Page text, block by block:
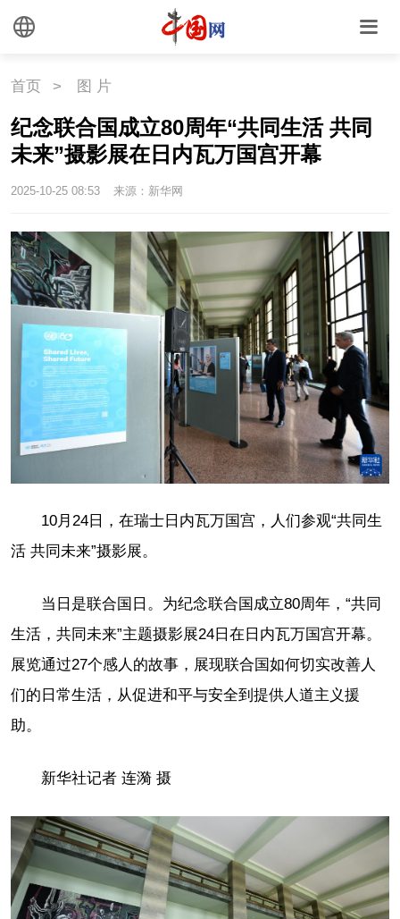
首页 > 图 片
纪念联合国成立80周年“共同生活 共同
未来”摄影展在日内瓦万国宫开幕
2025-10-25 08:53 来源：新华网
10月24日，在瑞士日内瓦万国宫，人们参观“共同生
活 共同未来”摄影展。
当日是联合国日。为纪念联合国成立80周年，“共同
生活，共同未来”主题摄影展24日在日内瓦万国宫开幕。
展览通过27个感人的故事，展现联合国如何切实改善人
们的日常生活，从促进和平与安全到提供人道主义援
助。
新华社记者 连漪 摄